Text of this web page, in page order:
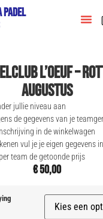
Padel
L’Oeuf –
augustus
jullie niveau aan
de gegevens van je
in de winkelwagen
vul je je eigen gegevens in
team de getoonde prijs
€50,00